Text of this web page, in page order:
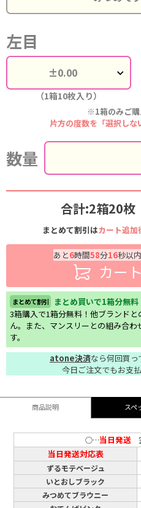
左目
（1箱10枚入り）
※1箱のみご購
片方の度数を「選択しな
数量
合計:2箱20枚
まとめて割引はカート追加
あと6時間58分16秒以
カー
まとめて割引
まとめ買いで1箱分無料
3箱購入で1箱分無料！他ブランド
ん。また、マンスリーとの組み合わ
す。
atone決済なら何回買っ
今日ご注文でもお支
商品説明 スペ
○…当日発送
当日発送対応表
ずるモテベージュ
いとおしブラック
みつめてブラウニー